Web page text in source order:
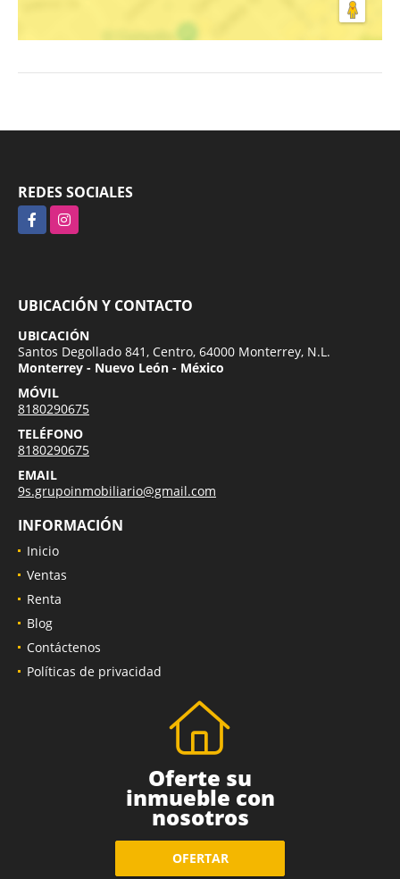
REDES SOCIALES
FacebookInstagram
UBICACIÓN Y CONTACTO
UBICACIÓN
Santos Degollado 841, Centro, 64000 Monterrey, N.L.
Monterrey - Nuevo León - México
MÓVIL
8180290675
TELÉFONO
8180290675
EMAIL
9s.grupoinmobiliario@gmail.com
INFORMACIÓN
Inicio
Ventas
Renta
Blog
Contáctenos
Políticas de privacidad
Oferte su
inmueble con
nosotros
OFERTAR